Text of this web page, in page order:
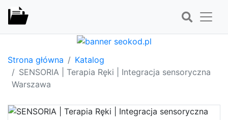
Strona główna
Katalog
SENSORIA | Terapia Ręki | Integracja sensoryczna
Warszawa